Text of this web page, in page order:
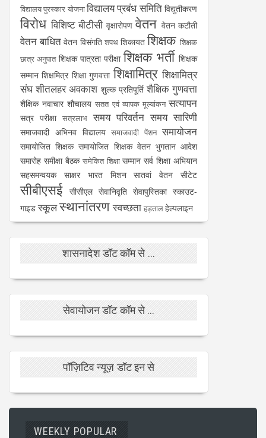
विद्यालय पुरस्कार योजनाविद्यालय प्रबंध समिति विद्युतीकरण
विरोध विशिष्ट बीटीसी वृक्षारोपण वेतन वेतन कटौती
वेतन बाधित वेतन विसंगति शपथ शिकायत शिक्षक शिक्षक
छात्र अनुपात शिक्षक पात्रता परीक्षा शिक्षक भर्ती शिक्षक
सम्मान शिक्षमित्र शिक्षा गुणवत्ता शिक्षामित्र शिक्षामित्र
संघ शीतलहर अवकाश शुल्क प्रतिपूर्ति शैक्षिक गुणवत्ता
शैक्षिक नवाचार शौचालय सतत एवं व्यापक मूल्यांकन सत्यापन
सत्र परीक्षा सत्रलाभ समय परिवर्तन समय सारिणी
समाजवादी अभिनव विद्यालय समाजवादी पेंशन समायोजन
समायोजित शिक्षक समायोजित शिक्षक वेतन भुगतान आदेश
समारोह समीक्षा बैठक समेकित शिक्षा सम्मान सर्व शिक्षा अभियान
सहसमन्वयक
साक्षर भारत मिशन सातवां वेतन सीटेट
सीबीएसई सीसीएल सेवानिवृति सेवापुस्तिका स्काउट-
गाइड स्कूलस्थानांतरण स्वच्छता हड़तालहेल्पलाइन
शासनादेश डॉट कॉम से ...
सेवायोजन डॉट कॉम से ...
पॉज़िटिव न्यूज़ डॉट इन से
WEEKLY POPULAR